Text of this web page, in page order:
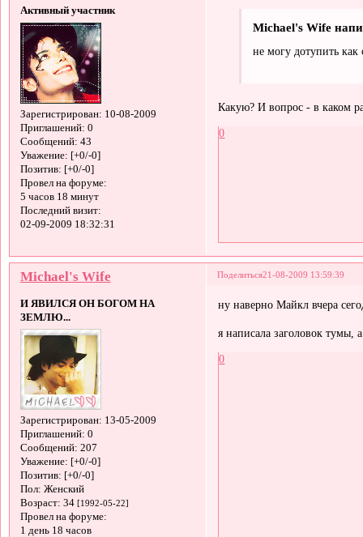
Активный участник
Зарегистрирован: 10-08-2009
Приглашений: 0
Сообщений: 43
Уважение: [+0/-0]
Позитив: [+0/-0]
Провел на форуме:
5 часов 18 минут
Последний визит:
02-09-2009 18:32:31
Michael's Wife
не могу дотупить
Какую? И вопрос - в каком
0
Поделиться21-08-2009 13:59:39
Michael's Wife
И ЯВИЛСЯ ОН БОГОМ НА
ЗЕМЛЮ...
Зарегистрирован: 13-05-2009
Приглашений: 0
Сообщений: 207
Уважение: [+0/-0]
Позитив: [+0/-0]
Пол: Женский
Возраст: 34 [1992-05-22]
Провел на форуме:
1 день 18 часов
ну наверно Майкл вчера
я написала заголовок тумы,
0